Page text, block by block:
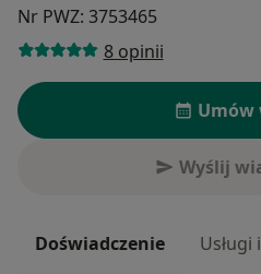
Nr PWZ: 3753465
8 opinii
Umów
Wyślij
Doświadczenie Usługi